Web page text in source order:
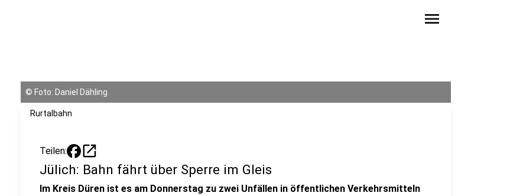
menu
© Foto: Daniel Dähling
Rurtalbahn
Teilen: open_in_new
Jülich: Bahn fährt über Sperre im Gleis
Im Kreis Düren ist es am Donnerstag zu zwei Unfällen in öffentlichen Verkehrsmitteln